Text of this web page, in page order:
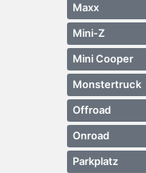
Maxx
Mini-Z
Mini Cooper
Monstertruck
Offroad
Onroad
Parkplatz